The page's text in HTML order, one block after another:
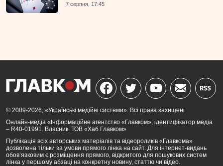
7 серпня, 17:45
© 2009-2026, «Українські медійні системи». Всі права захищені
Онлайн-медіа «Інформаційне агентство «Главком», ідентифікатор медіа
– R40-01991. Власник: ТОВ «Хаб Главком»
Публікація всіх авторських матеріалів та відеороликів «Главкома»
дозволена тільки за умови прямого лінка на сайт. Для інтернет-видань
обов’язковим є розміщення прямого, відкритого для пошукових систем
лінка у першому абзаці на конкретну новину, статтю чи відео.